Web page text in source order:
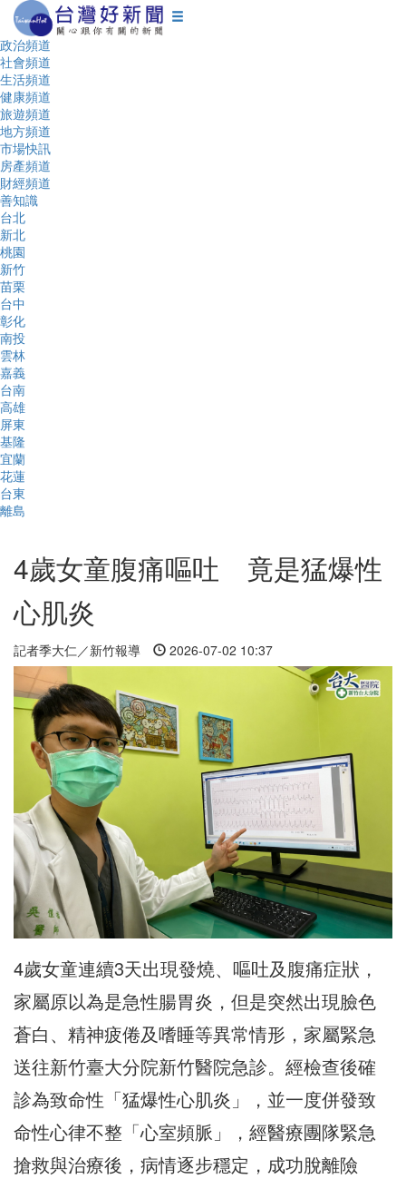
政治頻道
社會頻道
生活頻道
健康頻道
旅遊頻道
地方頻道
市場快訊
房產頻道
財經頻道
善知識
台北
新北
桃園
新竹
苗栗
台中
彰化
南投
雲林
嘉義
台南
高雄
屏東
基隆
宜蘭
花蓮
台東
離島
4歲女童腹痛嘔吐 竟是猛爆性
心肌炎
記者季大仁／新竹報導 2026-07-02 10:37
4歲女童連續3天出現發燒、嘔吐及腹痛症狀，
家屬原以為是急性腸胃炎，但是突然出現臉色
蒼白、精神疲倦及嗜睡等異常情形，家屬緊急
送往新竹臺大分院新竹醫院急診。經檢查後確
診為致命性「猛爆性心肌炎」，並一度併發致
命性心律不整「心室頻脈」，經醫療團隊緊急
搶救與治療後，病情逐步穩定，成功脫離險